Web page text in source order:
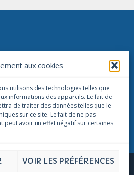
aux cookies
utilisons des technologies telles que
informations des appareils. Le fait de
de traiter des données telles que le
sur ce site. Le fait de ne pas
peut avoir un effet négatif sur certaines
VOIR LES PRÉFÉRENCES